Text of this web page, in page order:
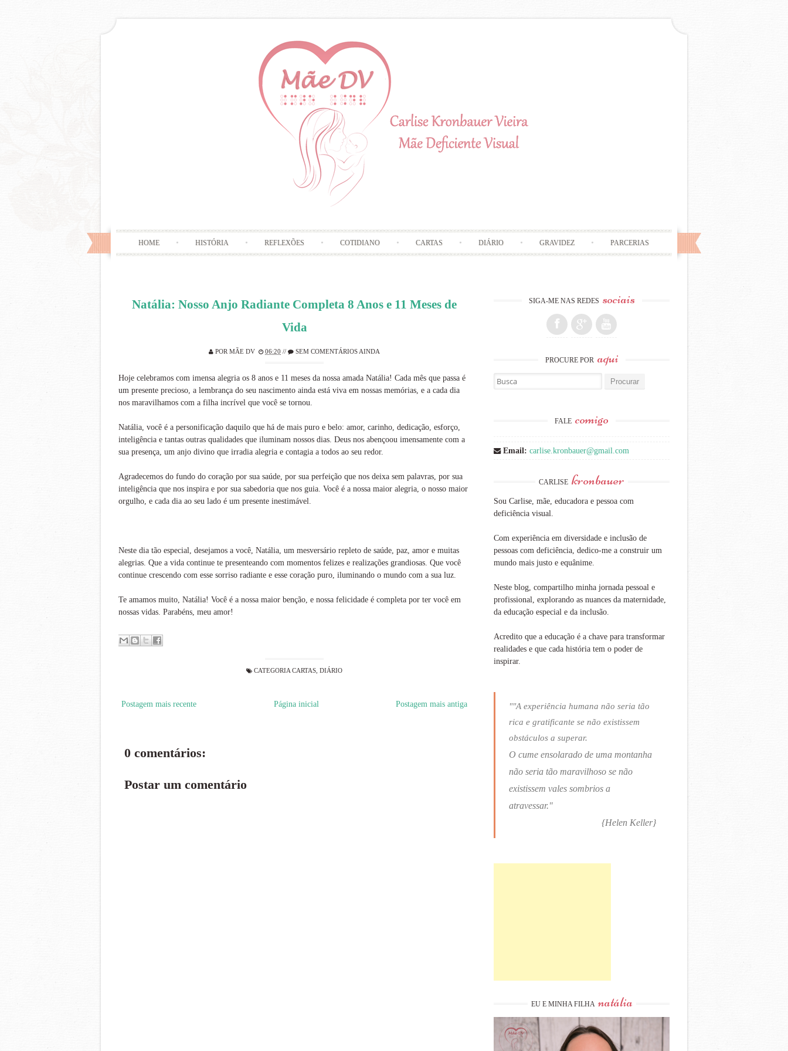
HOME HISTÓRIA REFLEXÕES COTIDIANO CARTAS DIÁRIO GRAVIDEZ PARCERIAS
Natália: Nosso Anjo Radiante Completa 8 Anos e 11 Meses de
Vida
POR MÃE DV 06:20 // SEM COMENTÁRIOS AINDA
Hoje celebramos com imensa alegria os 8 anos e 11 meses da nossa amada Natália! Cada mês que passa é
um presente precioso, a lembrança do seu nascimento ainda está viva em nossas memórias, e a cada dia
nos maravilhamos com a filha incrível que você se tornou.
Natália, você é a personificação daquilo que há de mais puro e belo: amor, carinho, dedicação, esforço,
inteligência e tantas outras qualidades que iluminam nossos dias. Deus nos abençoou imensamente com a
sua presença, um anjo divino que irradia alegria e contagia a todos ao seu redor.
Agradecemos do fundo do coração por sua saúde, por sua perfeição que nos deixa sem palavras, por sua
inteligência que nos inspira e por sua sabedoria que nos guia. Você é a nossa maior alegria, o nosso maior
orgulho, e cada dia ao seu lado é um presente inestimável.
Neste dia tão especial, desejamos a você, Natália, um mesversário repleto de saúde, paz, amor e muitas
alegrias. Que a vida continue te presenteando com momentos felizes e realizações grandiosas. Que você
continue crescendo com esse sorriso radiante e esse coração puro, iluminando o mundo com a sua luz.
Te amamos muito, Natália! Você é a nossa maior benção, e nossa felicidade é completa por ter você em
nossas vidas. Parabéns, meu amor!
CATEGORIA CARTAS DIÁRIO
Postagem mais recente Postagem mais antiga
Página inicial
0 comentários:
Postar um comentário
SIGA-ME NAS REDES sociais
PROCURE POR aqui
Busca por:
FALE comigo
Email: carlise.kronbauer@gmail.com
CARLISE kronbauer
Sou Carlise, mãe, educadora e pessoa com
deficiência visual.
Com experiência em diversidade e inclusão de
pessoas com deficiência, dedico-me a construir um
mundo mais justo e equânime.
Neste blog, compartilho minha jornada pessoal e
profissional, explorando as nuances da maternidade,
da educação especial e da inclusão.
Acredito que a educação é a chave para transformar
realidades e que cada história tem o poder de
inspirar.
""A experiência humana não seria tão
rica e gratificante se não existissem
obstáculos a superar.
O cume ensolarado de uma montanha
não seria tão maravilhoso se não
existissem vales sombrios a
atravessar."
{Helen Keller}
EU E MINHA FILHA natália